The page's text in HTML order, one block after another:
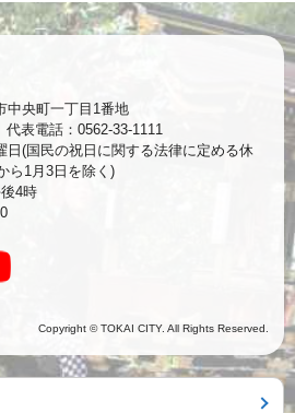
央町一丁目1番地
表電話：0562-33-1111
日(国民の祝日に関する法律に定める休
ら1月3日を除く)
4時
Copyright © TOKAI CITY. All Rights Reserved.